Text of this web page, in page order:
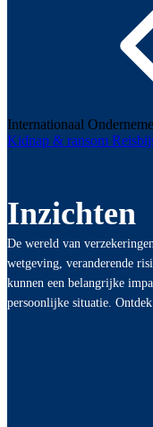
Internationaal
Kidnap & ransom
Inzichten
De wereld van
wetgeving, veranderende
kunnen een belangrijke
persoonlijke situatie.